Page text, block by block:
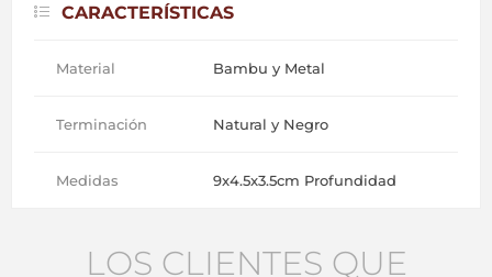
CARACTERÍSTICAS
Material Bambu y Metal
Terminación Natural y Negro
Medidas 9x4.5x3.5cm Profundidad
LOS CLIENTES QUE